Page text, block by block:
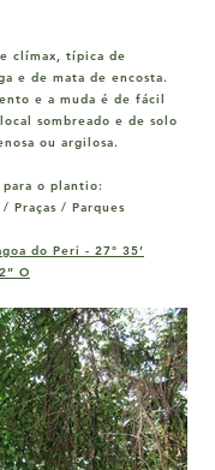
clímax, típica de
e de mata de encosta.
e a muda é de fácil
sombreado e de solo
ou argilosa.
para o plantio:
Praças / Parques
do Peri - 27° 35’
O